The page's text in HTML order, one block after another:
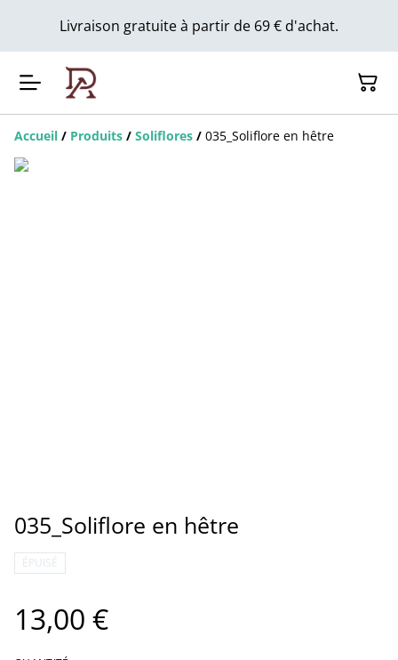
Livraison gratuite à partir de 69 € d'achat.
Accueil / Produits / Soliflores / 035_Soliflore en hêtre
035_Soliflore en hêtre
ÉPUISÉ
13,00 €